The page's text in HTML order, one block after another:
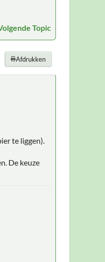
Topic
Afdrukken
te liggen).
De keuze